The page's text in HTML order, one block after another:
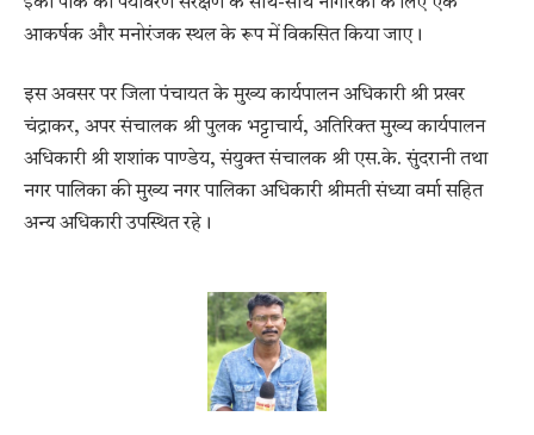
ईको पार्क को पर्यावरण संरक्षण के साथ-साथ नागरिकों के लिए एक
आकर्षक और मनोरंजक स्थल के रूप में विकसित किया जाए।
इस अवसर पर जिला पंचायत के मुख्य कार्यपालन अधिकारी श्री प्रखर
चंद्राकर, अपर संचालक श्री पुलक भट्टाचार्य, अतिरिक्त मुख्य कार्यपालन
अधिकारी श्री शशांक पाण्डेय, संयुक्त संचालक श्री एस.के. सुंदरानी तथा
नगर पालिका की मुख्य नगर पालिका अधिकारी श्रीमती संध्या वर्मा सहित
अन्य अधिकारी उपस्थित रहे।